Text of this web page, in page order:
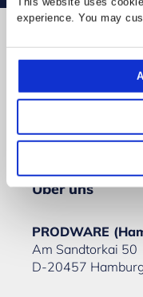
experience. You may
Über uns
PRODWARE
Am Sandtorkai 50
D-20457